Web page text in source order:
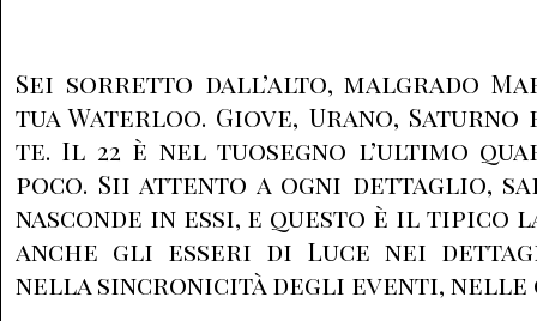
Sei sorretto dall’alto, malgrado
tua Waterloo. Giove, Urano,
te. Il 22 è nel tuosegno l’ultimo
poco. Sii attento a ogni dettaglio,
nasconde in essi, e questo è il tipico
anche gli esseri di Luce nei
nella sincronicità degli eventi, nelle